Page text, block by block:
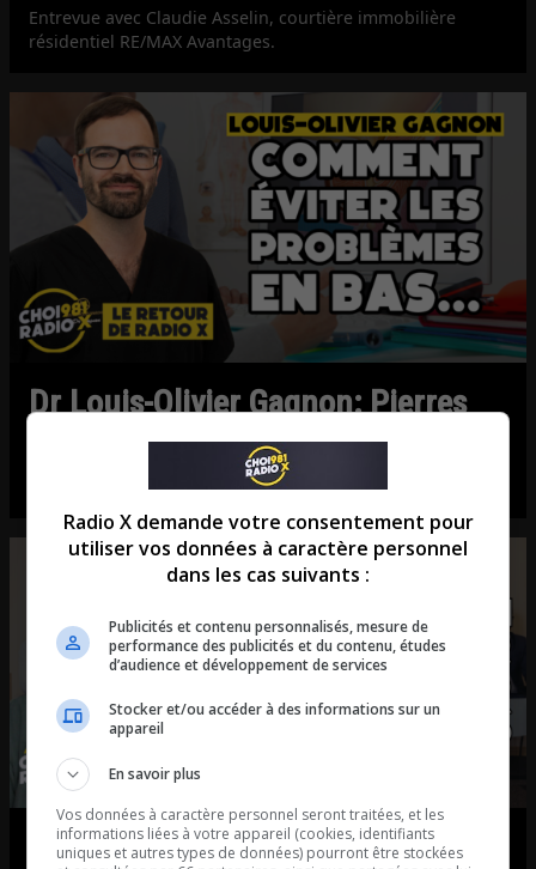
Entrevue avec Claudie Asselin, courtière immobilière
résidentiel RE/MAX Avantages.
Dr Louis-Olivier Gagnon: Pierres
au reins et autres…
Entrevue avec le Dr Louis-Olivier Gagnon, urologue.
Michel Rouleau: Trouver une
Radio X demande votre consentement pour
utiliser vos données à caractère personnel
dans les cas suivants :
Publicités et contenu personnalisés, mesure de
performance des publicités et du contenu, études
d’audience et développement de services
Stocker et/ou accéder à des informations sur un
appareil
En savoir plus
Vos données à caractère personnel seront traitées, et les
informations liées à votre appareil (cookies, identifiants
uniques et autres types de données) pourront être stockées